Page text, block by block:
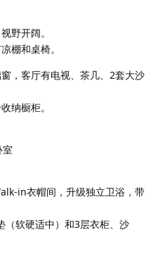
野开阔。
棚和桌椅。
，客厅有电视、茶几、2套大沙
纳橱柜。
in衣帽间，升级独立卫浴，带
软硬适中）和3层衣柜、沙